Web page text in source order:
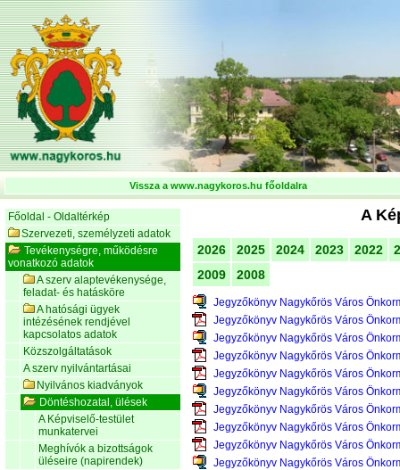
Vissza a www.nagykoros.hu főoldalra
Főoldal - Oldaltérkép
Szervezeti, személyzeti adatok
Tevékenységre, működésre
vonatkozó adatok
A szerv alaptevékenysége,
feladat- és hatásköre
A hatósági ügyek
intézésének rendjével
kapcsolatos adatok
Közszolgáltatások
A szerv nyilvántartásai
Nyilvános kiadványok
Döntéshozatal, ülések
A Képviselő-testület
munkatervei
Meghívók a bizottságok
üléseire (napirendek)
A
2026 2025 2024 2023 2022
2009
2008
Jegyzőkönyv Nagykőrös Város
Jegyzőkönyv Nagykőrös Város
Jegyzőkönyv Nagykőrös Város
Jegyzőkönyv Nagykőrös Város
Jegyzőkönyv Nagykőrös Város
Jegyzőkönyv Nagykőrös Város
Jegyzőkönyv Nagykőrös Város
Jegyzőkönyv Nagykőrös Város
Jegyzőkönyv Nagykőrös Város
Jegyzőkönyv Nagykőrös Város